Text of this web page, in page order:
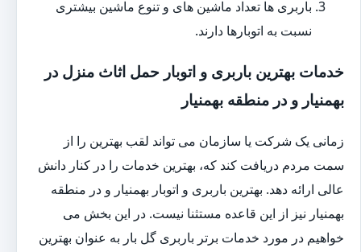
باربری ها تعداد ماشین های و تنوع ماشین بیشتری
نسبت به اتوبارها دارند.
خدمات بهترین باربری و اتوبار حمل اثاث منزل در
بهمنیار و در منطقه بهمنیار
زمانی یک شرکت یا سازمان می تواند لقب بهترین را از
سمت مردم دریافت کند که، بهترین خدمات را در کنار دانش
عالی ارائه دهد. بهترین باربری و اتوبار بهمنیار و در منطقه
بهمنیار نیز از این قاعده مستثنا نیست. در این بخش می
خواهیم در مورد خدمات برتر باربری گل بار به عنوان بهترین